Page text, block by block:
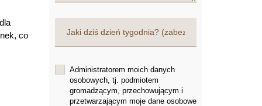
co
Administratorem moich danych
osobowych, tj. podmiotem
gromadzącym, przechowującym i
przetwarzającym moje dane osobowe